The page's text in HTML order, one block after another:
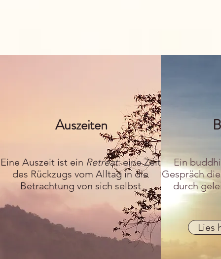
Auszeiten
Eine Auszeit ist ein Retreat: eine Zeit
des Rückzugs vom Alltag in die
Betrachtung von sich selbst
Ein
Gespräch
durch
Lies